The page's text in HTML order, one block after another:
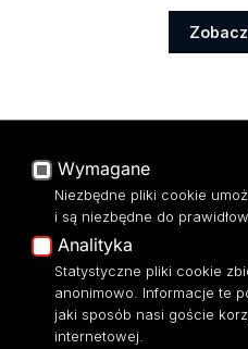
Pracuje w:
Wymagane
Niezbędne pliki cookie
i są niezbędne do
Analityka
Statystyczne pliki cookie
anonimowo. Informacje te
jaki sposób nasi goście
internetowej.